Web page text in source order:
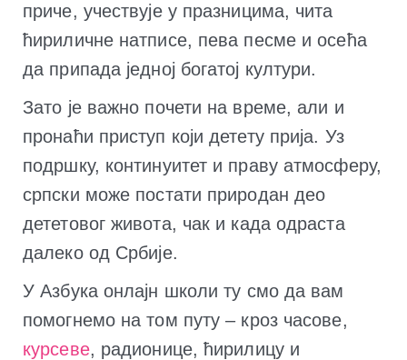
приче, учествује у празницима, чита
ћириличне натписе, пева песме и осећа
да припада једној богатој култури.
Зато је важно почети на време, али и
пронаћи приступ који детету прија. Уз
подршку, континуитет и праву атмосферу,
српски може постати природан део
дететовог живота, чак и када одраста
далеко од Србије.
У Азбука онлајн школи ту смо да вам
помогнемо на том путу – кроз часове,
курсеве, радионице, ћирилицу и